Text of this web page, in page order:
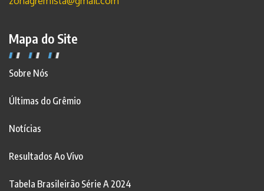
Mapa do Site
Sobre Nós
Últimas do Grêmio
Notícias
Resultados Ao Vivo
Tabela Brasileirão Série A 2024